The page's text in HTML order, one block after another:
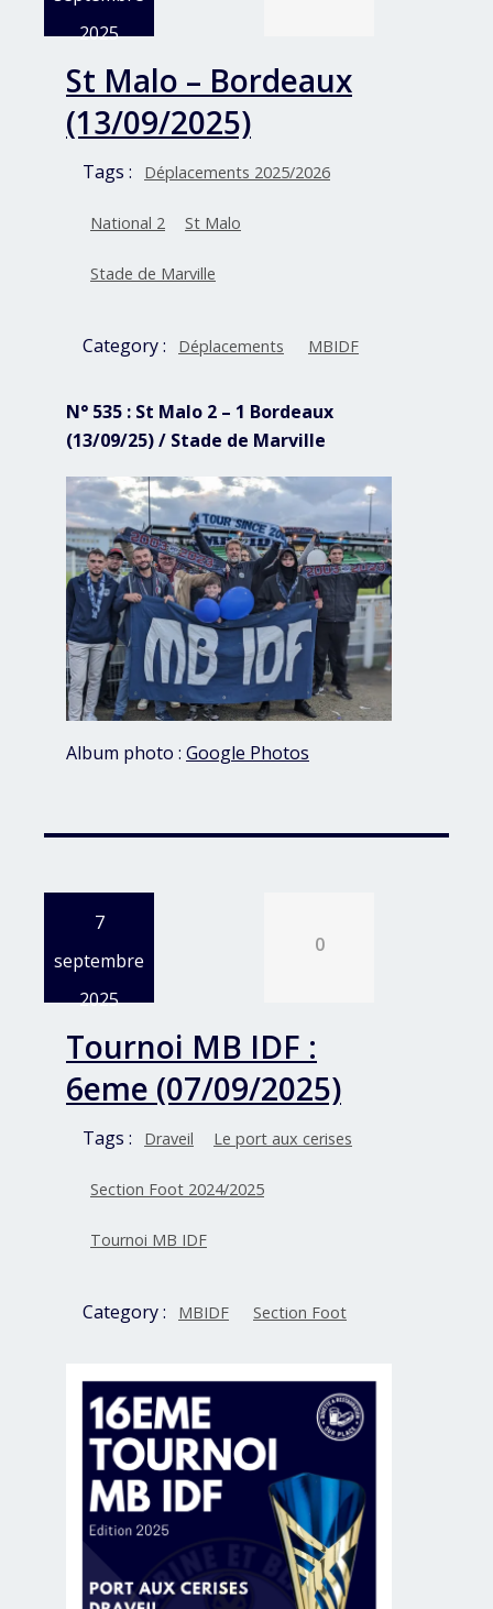
2025
St Malo – Bordeaux
(13/09/2025)
Tags : Déplacements 2025/2026
National 2 St Malo
Stade de Marville
Category : Déplacements MBIDF
N° 535 : St Malo 2 – 1 Bordeaux
(13/09/25) / Stade de Marville
Album photo : Google Photos
7
septembre
2025
0
Tournoi MB IDF :
6eme (07/09/2025)
Tags : Draveil Le port aux cerises
Section Foot 2024/2025
Tournoi MB IDF
Category : MBIDF Section Foot